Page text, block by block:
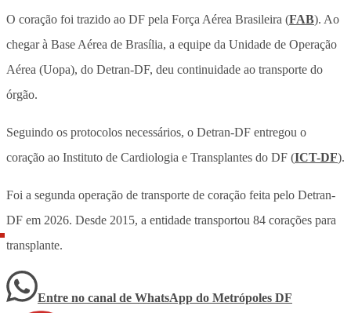
O coração foi trazido ao DF pela Força Aérea Brasileira (FAB). Ao
chegar à Base Aérea de Brasília, a equipe da Unidade de Operação
Aérea (Uopa), do Detran-DF, deu continuidade ao transporte do
órgão.
Seguindo os protocolos necessários, o Detran-DF entregou o
coração ao Instituto de Cardiologia e Transplantes do DF (ICT-DF).
Foi a segunda operação de transporte de coração feita pelo Detran-
DF em 2026. Desde 2015, a entidade transportou 84 corações para
transplante.
Entre no canal de WhatsApp do Metrópoles DF